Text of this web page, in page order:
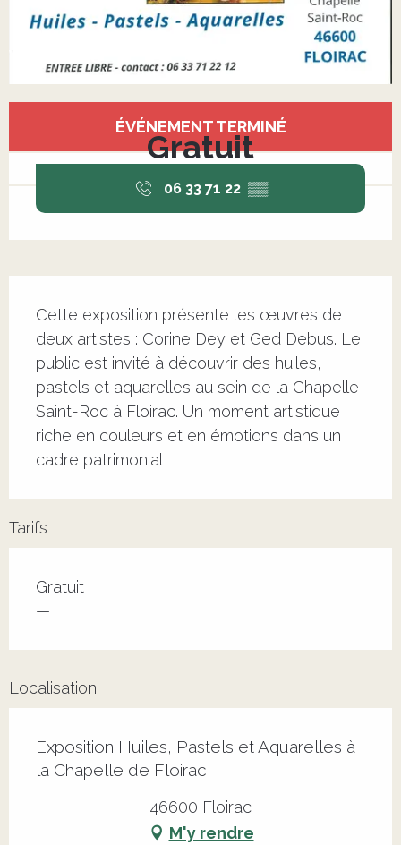
Ouverture et coordonnées
ÉVÉNEMENT TERMINÉ
Gratuit
06 33 71 22 ▒▒
Cette exposition présente les œuvres de
deux artistes : Corine Dey et Ged Debus. Le
public est invité à découvrir des huiles,
pastels et aquarelles au sein de la Chapelle
Saint-Roc à Floirac. Un moment artistique
riche en couleurs et en émotions dans un
cadre patrimonial
Tarifs
Tarifs 2026
Gratuit
—
Localisation
Exposition Huiles, Pastels et Aquarelles à
la Chapelle de Floirac
46600 Floirac
M'y rendre